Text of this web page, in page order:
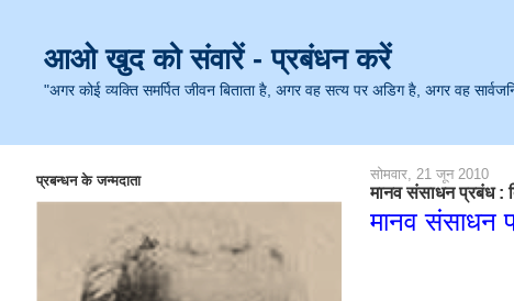
आओ खुद को संवारें - प्रबंधन करें
"अगर कोई व्यक्ति समर्पित जीवन बिताता है, अगर वह सत्य पर अडिग है, अगर वह
प्रबन्धन के जन्मदाता सोमवार, 21 जून 2010
मानव संसाधन प्रबंध :
मानव संसाधन